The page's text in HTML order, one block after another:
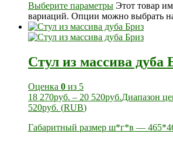
Выберите параметры Этот товар
вариаций. Опции можно выбрать
Стул из массива дуба
Оценка 0 из 5
18 270руб. – 20 520руб.Диапазон
520руб. (RUB)
Габаритный размер ш*г*в —